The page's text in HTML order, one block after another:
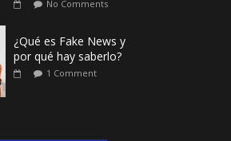
No Comments
¿Qué es Fake News y
por qué hay saberlo?
1 Comment